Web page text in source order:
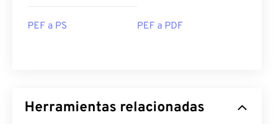
PEF a PS PEF a PDF
Herramientas relacionadas